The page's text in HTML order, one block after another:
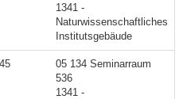
1341 -
Naturwissenschaftliches
Institutsgebäude
05 134 Seminarraum
536
1341 -